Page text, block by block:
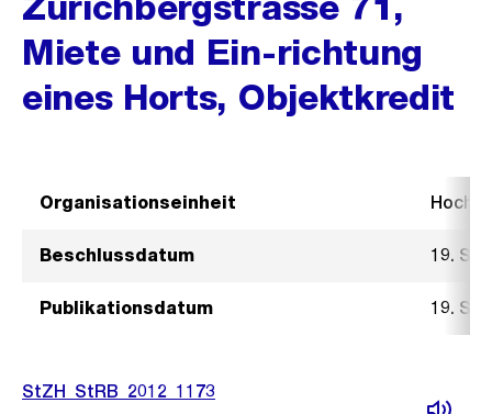
Miete und Ein-richtung
eines Horts, Objektkredit
Organisationseinheit
Beschlussdatum 19.
Publikationsdatum 19.
StZH_StRB_2012_1173